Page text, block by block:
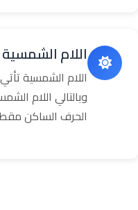
اللام الشمسية
اللام الشمسية
وبالتالي اللام
الحرف الساكن